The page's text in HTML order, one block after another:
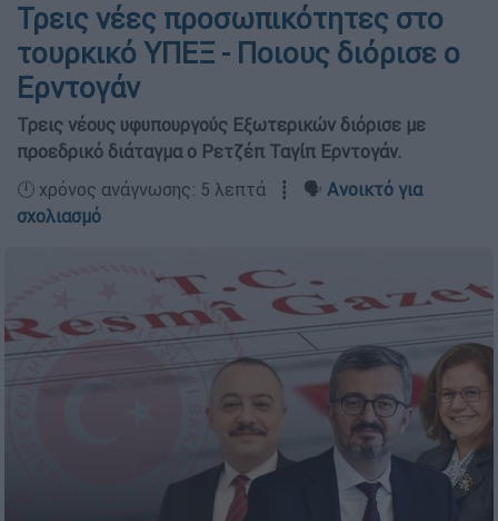
Τρεις νέες προσωπικότητες στο
τουρκικό ΥΠΕΞ - Ποιους διόρισε ο
Ερντογάν
Τρεις νέους υφυπουργούς Εξωτερικών διόρισε με
προεδρικό διάταγμα ο Ρετζέπ Ταγίπ Ερντογάν.
🕛 χρόνος ανάγνωσης: 5 λεπτά ┋ 🗣️ Ανοικτό για
σχολιασμό